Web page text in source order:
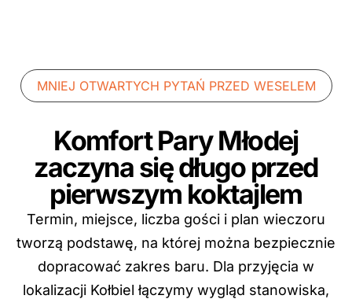
MNIEJ OTWARTYCH PYTAŃ PRZED WESELEM
Komfort Pary Młodej
zaczyna się długo przed
pierwszym koktajlem
Termin, miejsce, liczba gości i plan wieczoru
tworzą podstawę, na której można bezpiecznie
dopracować zakres baru. Dla przyjęcia w
lokalizacji Kołbiel łączymy wygląd stanowiska,